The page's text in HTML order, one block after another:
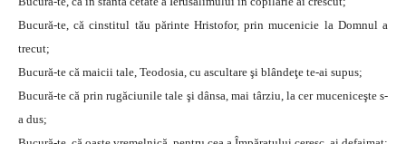
Bucură-te, că cinstitul tău părinte Hristofor, prin mucenicie la Domnul a
trecut;
Bucură-te că maicii tale, Teodosia, cu ascultare şi blândeţe te-ai supus;
Bucură-te că prin rugăciunile tale şi dânsa, mai târziu, la cer muceniceşte s-
a dus;